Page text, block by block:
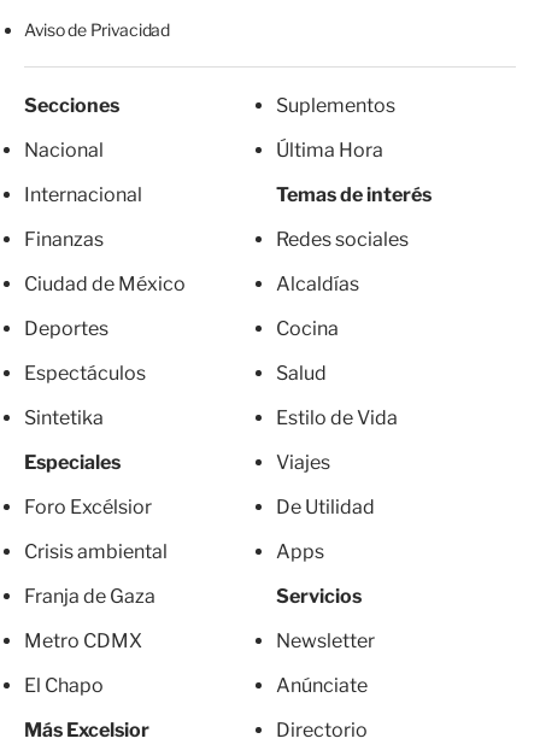
Aviso de Privacidad
Secciones
Nacional
Internacional
Finanzas
Ciudad de México
Deportes
Espectáculos
Sintetika
Especiales
Foro Excélsior
Crisis ambiental
Franja de Gaza
Metro CDMX
El Chapo
Más Excelsior
Suplementos
Última Hora
Temas de interés
Redes sociales
Alcaldías
Cocina
Salud
Estilo de Vida
Viajes
De Utilidad
Apps
Servicios
Newsletter
Anúnciate
Directorio